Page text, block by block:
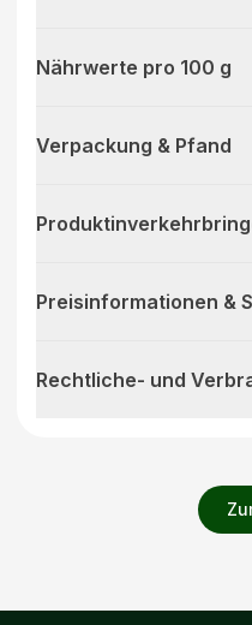
Nährwerte pro 100 g
Verpackung & Pfand
Preisinformationen &
Rechtliche- und